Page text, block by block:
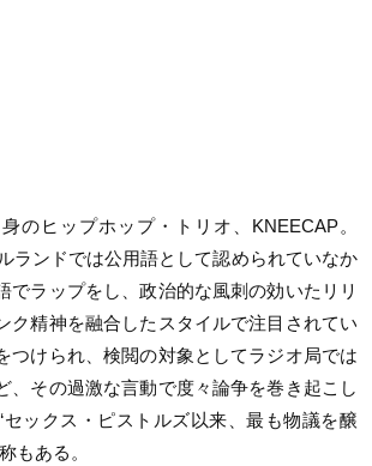
のヒップホップ・トリオ、KNEECAP。
ランドでは公用語として認められていなか
でラップをし、政治的な風刺の効いたリリ
ク精神を融合したスタイルで注目されてい
つけられ、検閲の対象としてラジオ局では
、その過激な言動で度々論争を巻き起こし
ックス・ピストルズ以来、最も物議を醸
もある。